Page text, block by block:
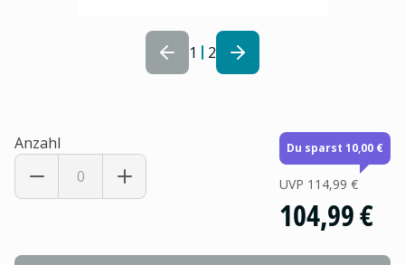
1 2
Anzahl Du sparst 10,00 €
UVP 114,99 €
104,99 €